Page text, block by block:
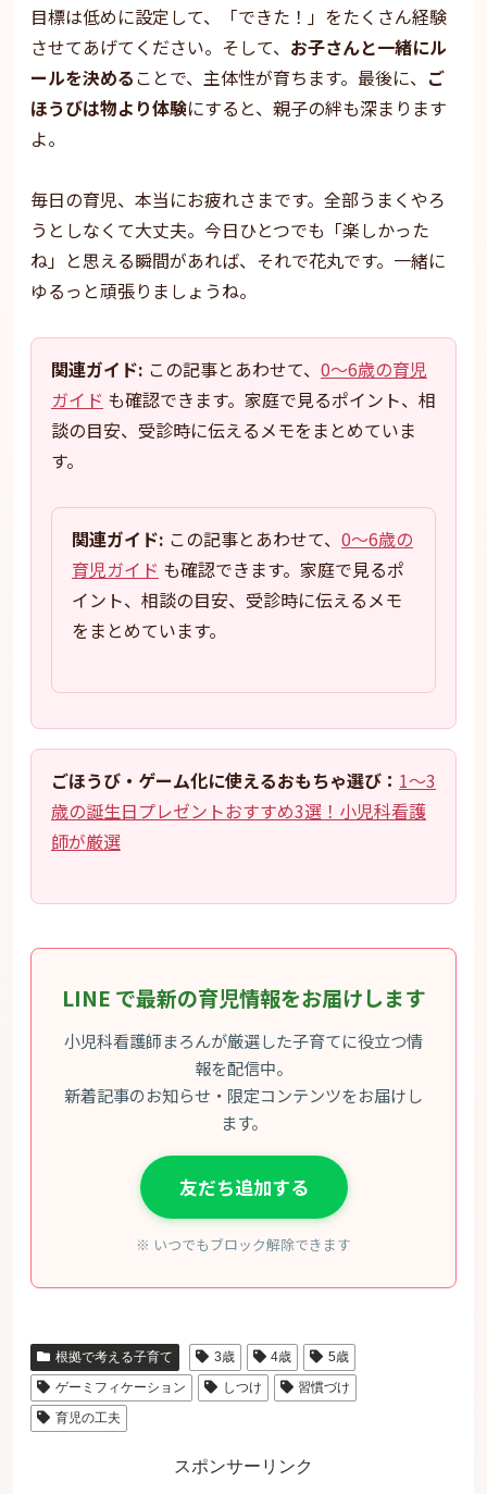
目標は低めに設定して、「できた！」をたくさん経験
させてあげてください。そして、 お子さんと一緒にル
ールを決めることで、主体性が育ちます。最後に、 ご
ほうびは物より体験にすると、親子の絆も深まります
よ。
毎日の育児、本当にお疲れさまです。全部うまくやろ
うとしなくて大丈夫。今日ひとつでも「楽しかった
ね」と思える瞬間があれば、それで花丸です。一緒に
ゆるっと頑張りましょうね。
関連ガイド: この記事とあわせて、 0〜6歳の育児
ガイド も確認できます。家庭で見るポイント、相
談の目安、受診時に伝えるメモをまとめていま
す。
関連ガイド: この記事とあわせて、 0〜6歳の
育児ガイド も確認できます。家庭で見るポ
イント、相談の目安、受診時に伝えるメモ
をまとめています。
ごほうび・ゲーム化に使えるおもちゃ選び： 1〜3
歳の誕生日プレゼントおすすめ3選！小児科看護
師が厳選
LINE で最新の育児情報をお届けします
小児科看護師まろんが厳選した子育てに役立つ情
報を配信中。
新着記事のお知らせ・限定コンテンツをお届けし
ます。
友だち追加する
※ いつでもブロック解除できます
根拠で考える子育て 3歳 4歳
5歳
ゲーミフィケーション
しつけ
習慣づけ
育児の工夫
スポンサーリンク